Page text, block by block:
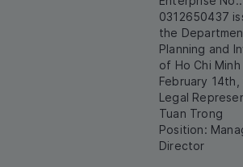
0312650437
the
Planning and
of Ho Chi
February 14th,
Legal
Tuan Trong
Position:
Director